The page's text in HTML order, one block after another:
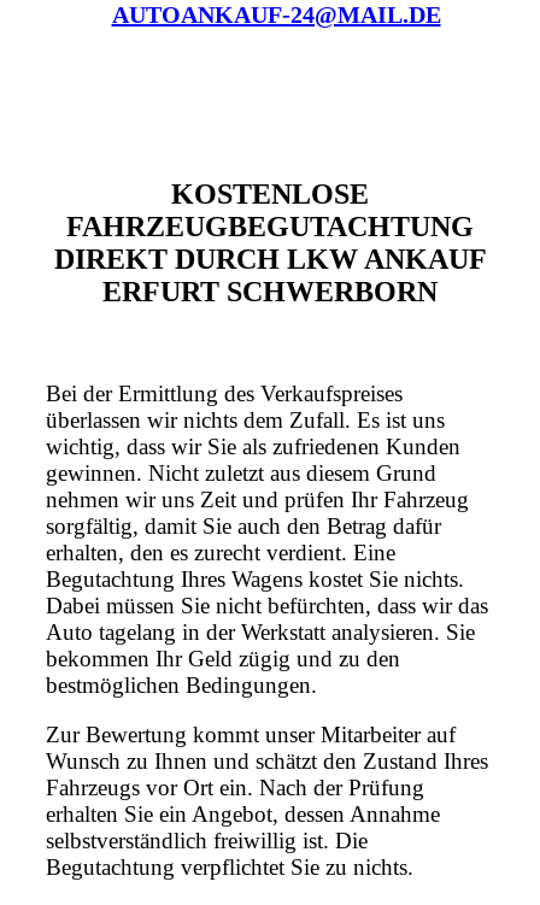
AUTOANKAUF-24@MAIL.DE
KOSTENLOSE
FAHRZEUGBEGUTACHTUNG
DIREKT DURCH LKW ANKAUF
ERFURT SCHWERBORN
Bei der Ermittlung des Verkaufspreises
überlassen wir nichts dem Zufall. Es ist uns
wichtig, dass wir Sie als zufriedenen Kunden
gewinnen. Nicht zuletzt aus diesem Grund
nehmen wir uns Zeit und prüfen Ihr Fahrzeug
sorgfältig, damit Sie auch den Betrag dafür
erhalten, den es zurecht verdient. Eine
Begutachtung Ihres Wagens kostet Sie nichts.
Dabei müssen Sie nicht befürchten, dass wir das
Auto tagelang in der Werkstatt analysieren. Sie
bekommen Ihr Geld zügig und zu den
bestmöglichen Bedingungen.
Zur Bewertung kommt unser Mitarbeiter auf
Wunsch zu Ihnen und schätzt den Zustand Ihres
Fahrzeugs vor Ort ein. Nach der Prüfung
erhalten Sie ein Angebot, dessen Annahme
selbstverständlich freiwillig ist. Die
Begutachtung verpflichtet Sie zu nichts.